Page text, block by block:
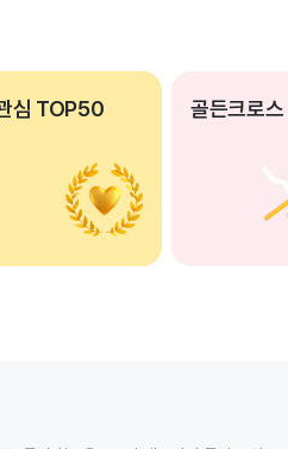
심 TOP50 골든크로스